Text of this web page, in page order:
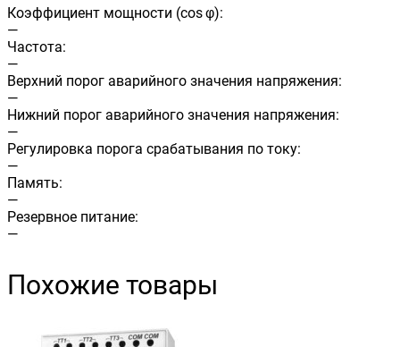
Коэффициент мощности (cos φ):
—
Частота:
—
Верхний порог аварийного значения напряжения:
—
Нижний порог аварийного значения напряжения:
—
Регулировка порога срабатывания по току:
—
Память:
—
Резервное питание:
—
Похожие товары